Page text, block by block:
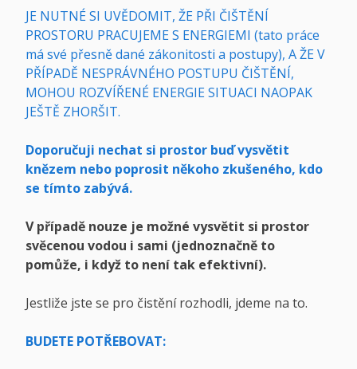
JE NUTNÉ SI UVĚDOMIT, ŽE PŘI ČIŠTĚNÍ
PROSTORU PRACUJEME S ENERGIEMI (tato práce
má své přesně dané zákonitosti a postupy), A ŽE V
PŘÍPADĚ NESPRÁVNÉHO POSTUPU ČIŠTĚNÍ,
MOHOU ROZVÍŘENÉ ENERGIE SITUACI NAOPAK
JEŠTĚ ZHORŠIT.
Doporučuji nechat si prostor buď vysvětit
knězem nebo poprosit někoho zkušeného, kdo
se tímto zabývá.
V případě nouze je možné vysvětit si prostor
svěcenou vodou i sami (jednoznačně to
pomůže, i když to není tak efektivní).
Jestliže jste se pro čistění rozhodli, jdeme na to.
BUDETE POTŘEBOVAT: